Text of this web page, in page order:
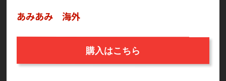
あみあみ 海外
購入はこちら